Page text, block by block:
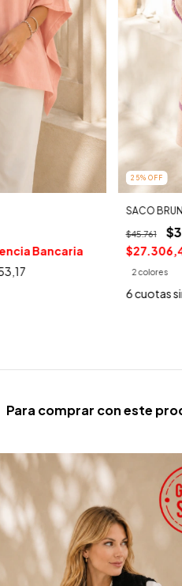
Bancaria
25% OFF
SACO
$45.761
2 colores
6cuotas
Para comprar con este